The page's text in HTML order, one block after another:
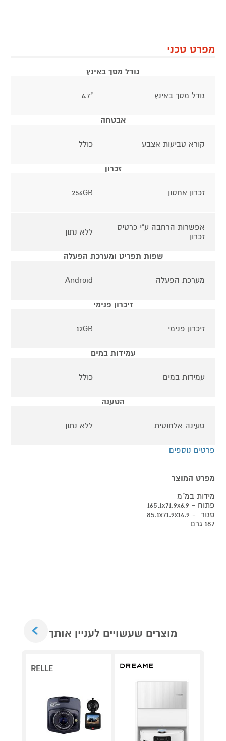
מפרט טכני
גודל מסך באינץ
גודל מסך באינץ "6.7
אבטחה
קורא טביעות אצבע כולל
זכרון
זכרון אחסון 256GB
אפשרות הרחבה ע"י כרטיס
זכרון
ללא נתון
שפות תפריט ומערכת הפעלה
מערכת הפעלה Android
זיכרון פנימי
זיכרון פנימי 12GB
עמידות במים
עמידות במים כולל
הטענה
טעינה אלחוטית ללא נתון
פרטים נוספים
מפרט המוצר
מידות במ"מ
פתוח - 165.1x71.9x6.9
סגור - 85.1x71.9x14.9
187 גרם
מוצרים שעשויים לעניין אותך
RELLE